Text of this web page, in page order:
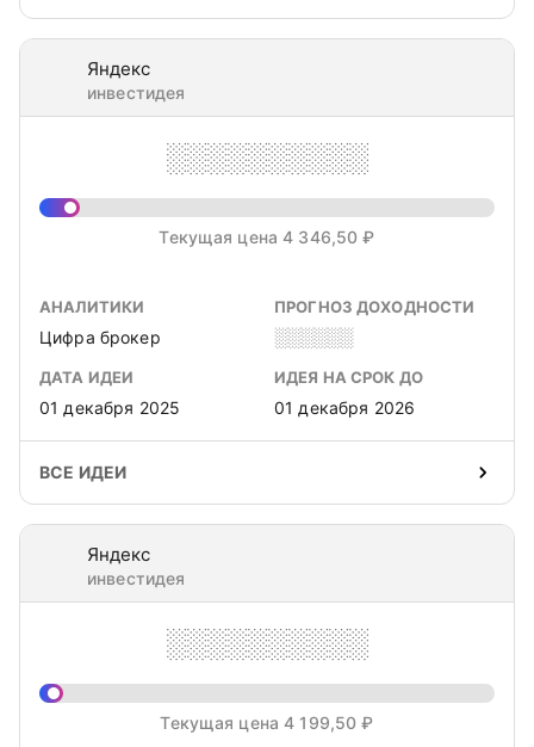
Яндекс
инвестидея
░░░░░░░░░░
Текущая цена 4 346,50 ₽
АНАЛИТИКИ
Цифра брокер
ПРОГНОЗ ДОХОДНОСТИ
░░░░░░
ДАТА ИДЕИ
01 декабря 2025
ИДЕЯ НА СРОК ДО
01 декабря 2026
ВСЕ ИДЕИ
Яндекс
инвестидея
░░░░░░░░░░
Текущая цена 4 199,50 ₽